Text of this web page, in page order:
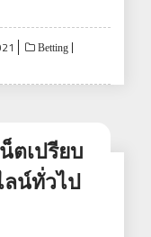
Betting
ตเปรียบ
น์ทั่วไป